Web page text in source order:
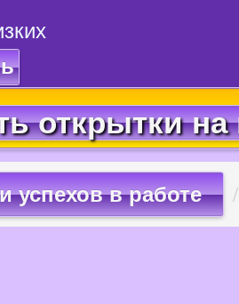
открытки на
успехов в работе